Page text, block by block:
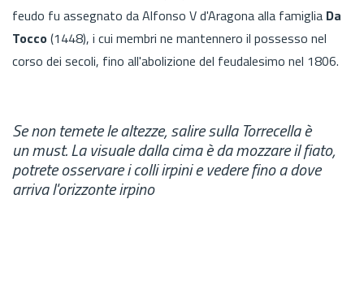
feudo fu assegnato da Alfonso V d'Aragona alla famiglia Da
Tocco(1448), i cui membri ne mantennero il possesso nel
corso dei secoli, fino all'abolizione del feudalesimo nel 1806.
Se non temete le altezze, salire sulla Torrecella è
un must. La visuale dalla cima è da mozzare il fiato,
potrete osservare i colli irpini e vedere fino a dove
arriva l'orizzonte irpino